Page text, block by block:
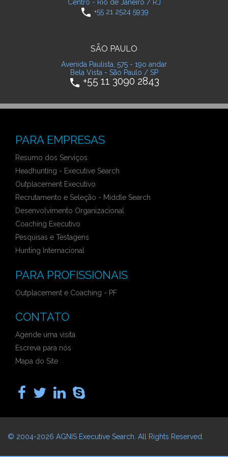
Centro - Rio de Janeiro / RJ
phone +55 21 2524 5939
SÃO PAULO
Avenida Paulista, 575 - 19o andar
Bela Vista - São Paulo / SP
phone +55 11 3090 2843
PARA EMPRESAS
Resumo dos Serviços
Headhunting - Executive Search
Outplacement Executivo
Recrutamento e Seleção - Middle Search
Desenvolvimento Organizacional
Coaching Executivo
Pesquisas e Testagens
Hunting Internacional
PARA PROFISSIONAIS
Outplacement e Coaching - PF
CONTATO
Agende uma visita
Escreva para nós
Mapa do Site
© 2004-2026 AGNIS Executive Search . All Rights Reserved.